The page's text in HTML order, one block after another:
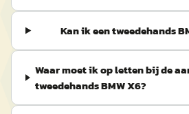
Kan ik een tweedehands
Waar moet ik op letten bij de
tweedehands BMW X6?